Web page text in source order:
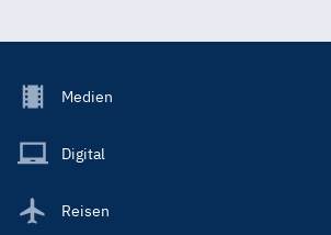
Footer
Main
Medien
Digital
Reisen